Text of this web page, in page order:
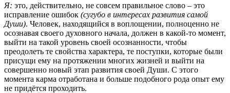
Я: это, действительно, не совсем правильное слово – это
исправление ошибок (сугубо в интересах развития самой
Души). Человек, находящийся в воплощении, полноценно не
осознавая своего духовного начала, должен в какой-то момент,
выйти на такой уровень своей осознанности, чтобы
преодолеть те свойства характера, те поступки, которые были
присущи ему на протяжении многих жизней и выйти на
совершенно новый этап развития своей Души. С этого
момента карма отработана и больше подобного рода опыт ему
не придётся проходить.